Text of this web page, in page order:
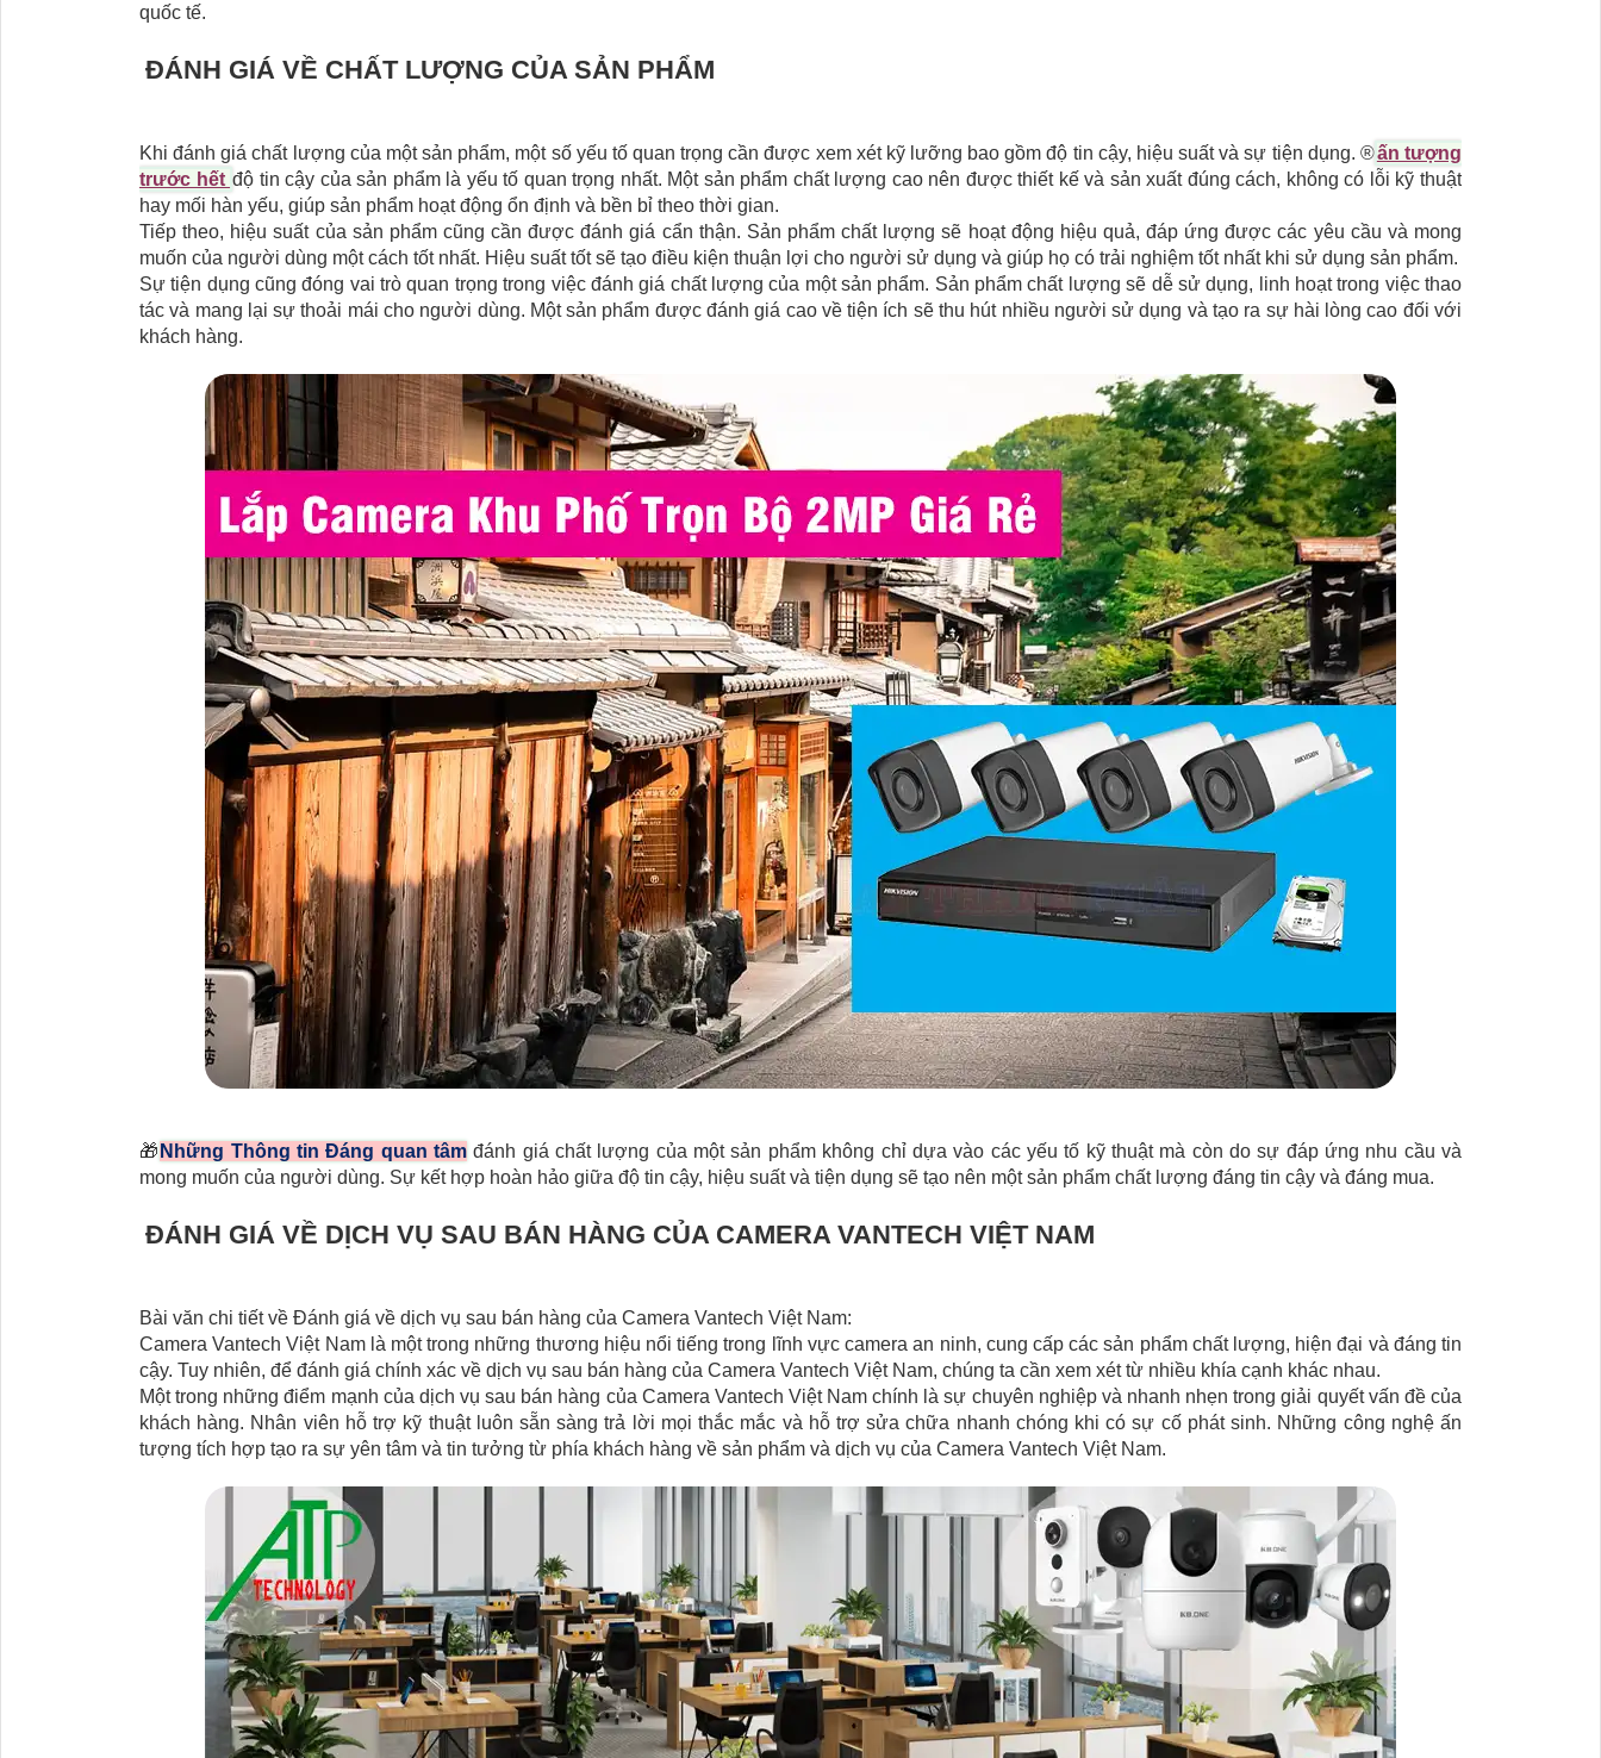
quốc tế.
ĐÁNH GIÁ VỀ CHẤT LƯỢNG CỦA SẢN PHẨM
Khi đánh giá chất lượng của một sản phẩm, một số yếu tố quan trọng cần được xem xét kỹ lưỡng bao gồm độ tin cậy, hiệu suất và sự tiện dụng. ®️ấn tượng
trước hết độ tin cậy của sản phẩm là yếu tố quan trọng nhất. Một sản phẩm chất lượng cao nên được thiết kế và sản xuất đúng cách, không có lỗi kỹ thuật
hay mối hàn yếu, giúp sản phẩm hoạt động ổn định và bền bỉ theo thời gian.
Tiếp theo, hiệu suất của sản phẩm cũng cần được đánh giá cẩn thận. Sản phẩm chất lượng sẽ hoạt động hiệu quả, đáp ứng được các yêu cầu và mong
muốn của người dùng một cách tốt nhất. Hiệu suất tốt sẽ tạo điều kiện thuận lợi cho người sử dụng và giúp họ có trải nghiệm tốt nhất khi sử dụng sản phẩm.
Sự tiện dụng cũng đóng vai trò quan trọng trong việc đánh giá chất lượng của một sản phẩm. Sản phẩm chất lượng sẽ dễ sử dụng, linh hoạt trong việc thao
tác và mang lại sự thoải mái cho người dùng. Một sản phẩm được đánh giá cao về tiện ích sẽ thu hút nhiều người sử dụng và tạo ra sự hài lòng cao đối với
khách hàng.
🎁 Những Thông tin Đáng quan tâm đánh giá chất lượng của một sản phẩm không chỉ dựa vào các yếu tố kỹ thuật mà còn do sự đáp ứng nhu cầu và
mong muốn của người dùng. Sự kết hợp hoàn hảo giữa độ tin cậy, hiệu suất và tiện dụng sẽ tạo nên một sản phẩm chất lượng đáng tin cậy và đáng mua.
ĐÁNH GIÁ VỀ DỊCH VỤ SAU BÁN HÀNG CỦA CAMERA VANTECH VIỆT NAM
Bài văn chi tiết về Đánh giá về dịch vụ sau bán hàng của Camera Vantech Việt Nam:
Camera Vantech Việt Nam là một trong những thương hiệu nổi tiếng trong lĩnh vực camera an ninh, cung cấp các sản phẩm chất lượng, hiện đại và đáng tin
cậy. Tuy nhiên, để đánh giá chính xác về dịch vụ sau bán hàng của Camera Vantech Việt Nam, chúng ta cần xem xét từ nhiều khía cạnh khác nhau.
Một trong những điểm mạnh của dịch vụ sau bán hàng của Camera Vantech Việt Nam chính là sự chuyên nghiệp và nhanh nhẹn trong giải quyết vấn đề của
khách hàng. Nhân viên hỗ trợ kỹ thuật luôn sẵn sàng trả lời mọi thắc mắc và hỗ trợ sửa chữa nhanh chóng khi có sự cố phát sinh. Những công nghệ ấn
tượng tích hợp tạo ra sự yên tâm và tin tưởng từ phía khách hàng về sản phẩm và dịch vụ của Camera Vantech Việt Nam.